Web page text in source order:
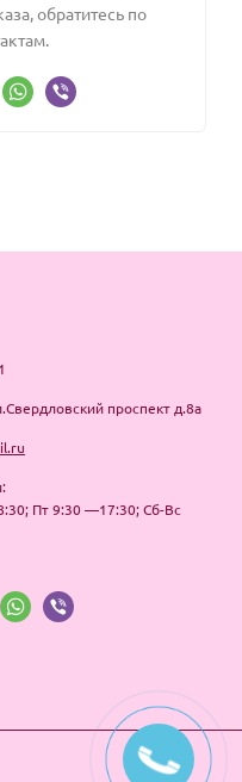
обратитесь по
проспект д.8а
Пт 9:30 —17:30; Сб-Вс